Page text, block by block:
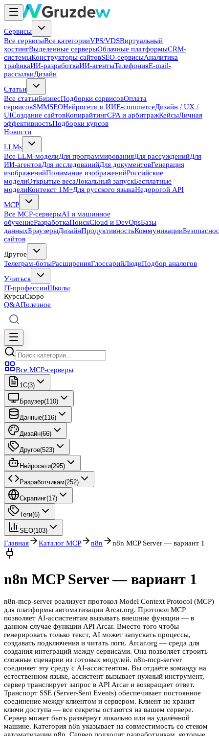
Сервисы
Все сервисыВсе категорииVPS/VDSВиртуальный
хостингВыделенные серверыОблачные платформыCRM-
системыКонструкторы сайтовSEO-сервисыАналитика
трафикаИИ-разработкаИИ-агентыТелефонияE-mail-
рассылкиДизайн
Статьи
Все статьиБизнесПодборки сервисовОплата
сервисовSMMSEOНейросети и ИИE-commerceДизайн / UX /
UIСоздание сайтовКопирайтингCPA и арбитражКейсыЛичная
эффективностьПодборки курсов
Новости
LLMs
Все LLM-моделиДля программированияДля рассужденийДля
ИИ-агентовДля исследованийДля документовГенерация
изображенийПонимание изображенийРоссийские
моделиОткрытые весаЛокальный запускБесплатные
моделиКонтекст 1M+Для русского языкаНедорогой API
MCP
Все MCP-серверыAI и машинное
обучениеРазработкаПоискCloud и DevOpsБазы
данныхБраузерыДизайнПродуктивностьКоммуникации
сайтов
Другое
Телеграм-ботыРасширенияГлоссарийЛюдиПодбор аналогов
Учиться
IT-профессииШколы
КурсыСкоро
Q&AПолезное
Все MCP-серверы
1C(3)
Браузер(110)
Данные(116)
Дизайн(66)
Другое(523)
Нейросети(295)
Разработчикам(252)
Скрапинг(17)
Теги(6)
SEO(103)
Главная Каталог MCP n8n n8n MCP Server — вариант 1
n8n MCP Server — вариант 1
n8n-mcp-server реализует протокол Model Context Protocol (MCP)
для платформы автоматизации Arcar.org. Протокол MCP
позволяет AI-ассистентам вызывать внешние функции — в
данном случае функции API Arcar. Вместо того чтобы
генерировать только текст, AI может запускать процессы,
создавать подключения и читать логи. Arcar.org — среда для
создания интеграций между сервисами. Она позволяет строить
сложные сценарии из готовых модулей. n8n-mcp-server
соединяет эту среду с AI-ассистентом. Вы отдаёте команду на
естественном языке, ассистент вызывает нужный инструмент,
сервер транслирует запрос в API Arcar и возвращает ответ.
Транспорт SSE (Server-Sent Events) обеспечивает постоянное
соединение между клиентом и сервером. Клиент не хранит
ключи доступа — все секреты остаются на вашем сервере.
Сервер может быть развёрнут локально или на удалённой
машине. Категория n8n указывает на совместимость со стеком